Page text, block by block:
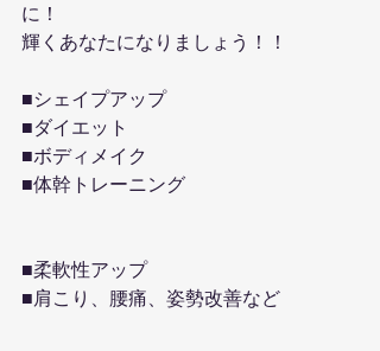
に！
輝くあなたになりましょう！！
■シェイプアップ
■ダイエット
■ボディメイク
■体幹トレーニング
■柔軟性アップ
■肩こり、腰痛、姿勢改善など